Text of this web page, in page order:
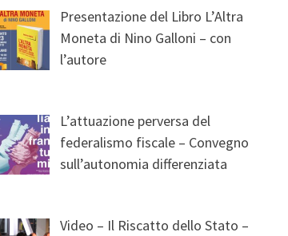
Presentazione del Libro L’Altra
Moneta di Nino Galloni – con
l’autore
L’attuazione perversa del
federalismo fiscale – Convegno
sull’autonomia differenziata
Video – Il Riscatto dello Stato –